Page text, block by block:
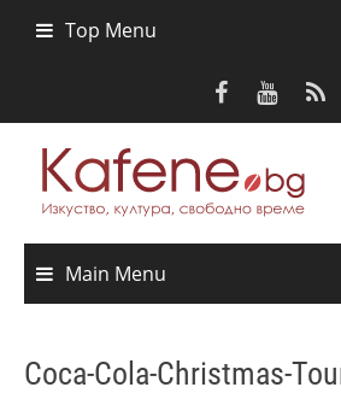
Top Menu
Main Menu
Coca-Cola-Christmas-